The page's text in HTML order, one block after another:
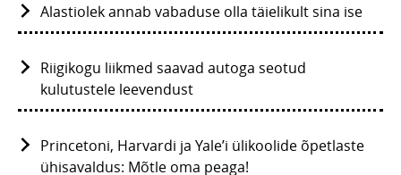
Alastiolek annab vabaduse olla täielikult sina ise
Riigikogu liikmed saavad autoga seotud
kulutustele leevendust
Princetoni, Harvardi ja Yale’i ülikoolide õpetlaste
ühisavaldus: Mõtle oma peaga!